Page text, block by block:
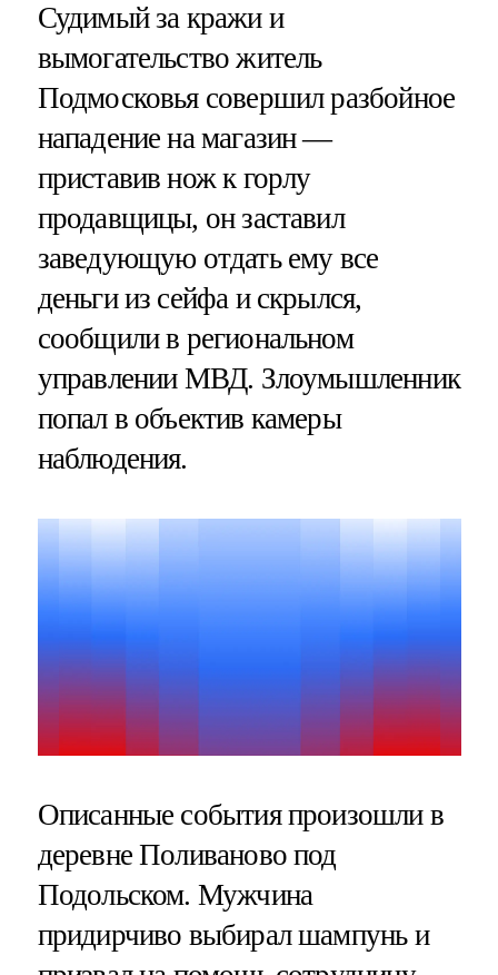
Судимый за кражи и
вымогательство житель
Подмосковья совершил разбойное
нападение на магазин —
приставив нож к горлу
продавщицы, он заставил
заведующую отдать ему все
деньги из сейфа и скрылся,
сообщили в региональном
управлении МВД. Злоумышленник
попал в объектив камеры
наблюдения.
Описанные события произошли в
деревне Поливаново под
Подольском. Мужчина
придирчиво выбирал шампунь и